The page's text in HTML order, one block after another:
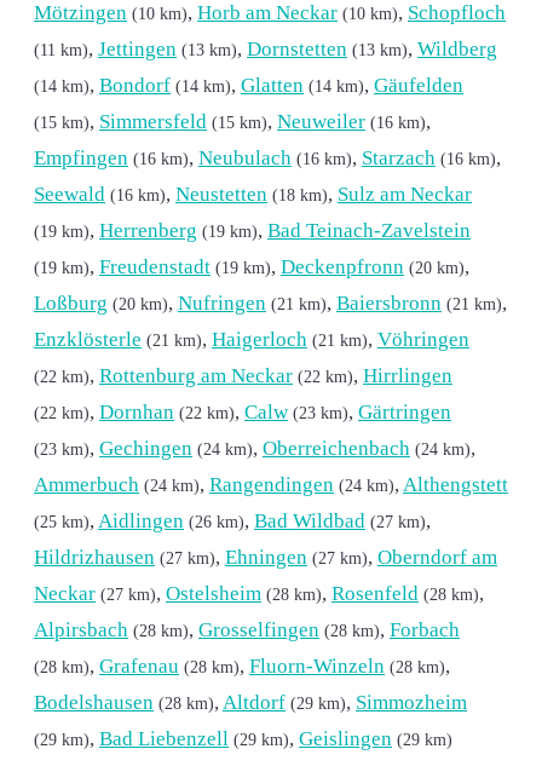
Mötzingen (10 km), Horb am Neckar (10 km), Schopfloch
(11 km), Jettingen (13 km), Dornstetten (13 km), Wildberg
(14 km), Bondorf (14 km), Glatten (14 km), Gäufelden
(15 km), Simmersfeld (15 km), Neuweiler (16 km),
Empfingen (16 km), Neubulach (16 km), Starzach (16 km),
Seewald (16 km), Neustetten (18 km), Sulz am Neckar
(19 km), Herrenberg (19 km), Bad Teinach-Zavelstein
(19 km), Freudenstadt (19 km), Deckenpfronn (20 km),
Loßburg (20 km), Nufringen (21 km), Baiersbronn (21 km),
Enzklösterle (21 km), Haigerloch (21 km), Vöhringen
(22 km), Rottenburg am Neckar (22 km), Hirrlingen
(22 km), Dornhan (22 km), Calw (23 km), Gärtringen
(23 km), Gechingen (24 km), Oberreichenbach (24 km),
Ammerbuch (24 km), Rangendingen (24 km), Althengstett
(25 km), Aidlingen (26 km), Bad Wildbad (27 km),
Hildrizhausen (27 km), Ehningen (27 km), Oberndorf am
Neckar (27 km), Ostelsheim (28 km), Rosenfeld (28 km),
Alpirsbach (28 km), Grosselfingen (28 km), Forbach
(28 km), Grafenau (28 km), Fluorn-Winzeln (28 km),
Bodelshausen (28 km), Altdorf (29 km), Simmozheim
(29 km), Bad Liebenzell (29 km), Geislingen (29 km)